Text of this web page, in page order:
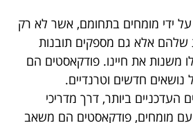
ידי מומחים בתחומם, אשר לא רק
שלהם אלא גם מספקים תובנות
משנות את חיינו. פודקאסטים הם
נושאים חדשים וטרנדיים.
העדכניים ביותר, דרך מדריכי
עם מומחים, פודקאסטים הם משאב